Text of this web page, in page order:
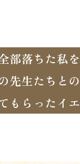
部落ちた私
先生たちと
もらったイ